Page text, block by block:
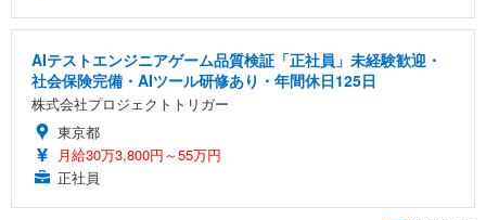
AIテストエンジニアゲーム品質検証「正社員」未経験歓迎・
社会保険完備・AIツール研修あり・年間休日125日
株式会社プロジェクトトリガー
東京都
月給30万3,800円～55万円
正社員